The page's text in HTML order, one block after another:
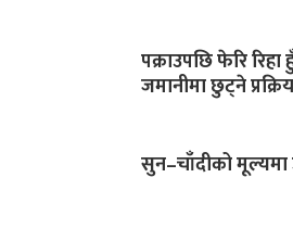
पक्राउपछि फेरि रिहा
जमानीमा छुट्ने
सुन–चाँदीको